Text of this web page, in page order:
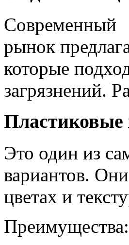
Современный
рынок
которые
загрязнений.
Это один из
вариантов.
цветах и
Преимущества: